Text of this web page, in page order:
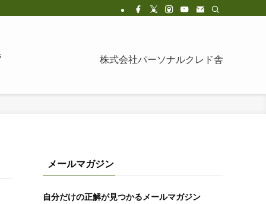
株式会社パーソナルクレド舎
メールマガジン
自分だけの正解が見つかるメールマガジン